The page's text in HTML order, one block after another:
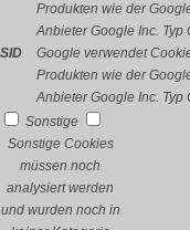
Produkten wie der
Anbieter Google Inc. Typ
SID
Google verwendet
Produkten wie der
Anbieter Google Inc. Typ
Sonstige
Sonstige Cookies
müssen noch
analysiert werden
und wurden noch in